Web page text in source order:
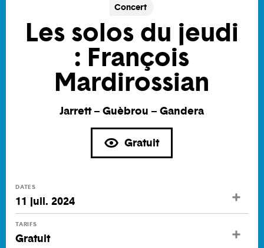
Concert
Les solos du jeudi
: François
Mardirossian
Jarrett – Guèbrou – Gandera
Gratuit
DATES
11 juil. 2024
TARIFS
Gratuit